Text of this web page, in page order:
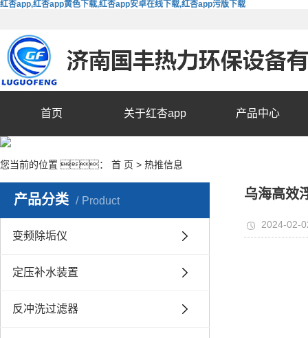
红杏app,红杏app黄色下载,红杏app安卓在线下载,红杏app污版下载
首页 关于红杏app 产品中心
您当前的位置 ： 首 页 > 热推信息
产品分类 Product
变频除垢仪
定压补水装置
反冲洗过滤器
乌海高效
2024-02-